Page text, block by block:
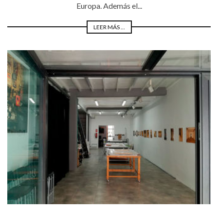
Europa. Además el...
LEER MÁS ...